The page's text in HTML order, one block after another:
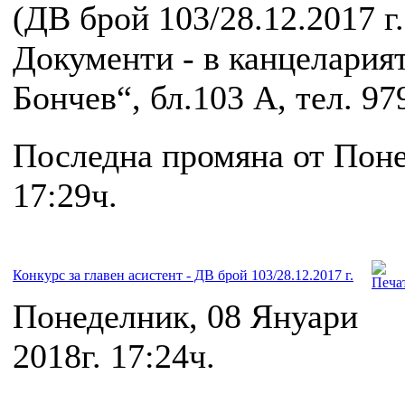
(ДВ брой 103/28.12.2017
Документи - в
Бончев“, бл.103 А, тел.
Последна промяна от
17:29ч.
Конкурс за главен асистент - ДВ брой 103/28.12.2017 г.
Понеделник, 08 Януари
2018г. 17:24ч.